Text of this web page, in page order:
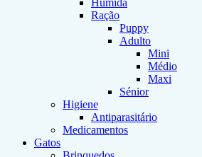
Húmida
Ração
Puppy
Adulto
Mini
Médio
Maxi
Sénior
Higiene
Antiparasitário
Medicamentos
Gatos